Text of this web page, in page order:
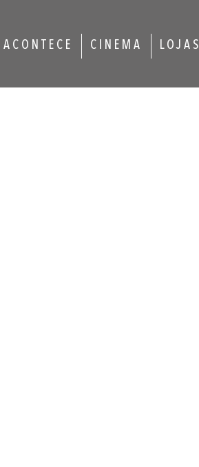
ACONTECE CINEMA LOJAS